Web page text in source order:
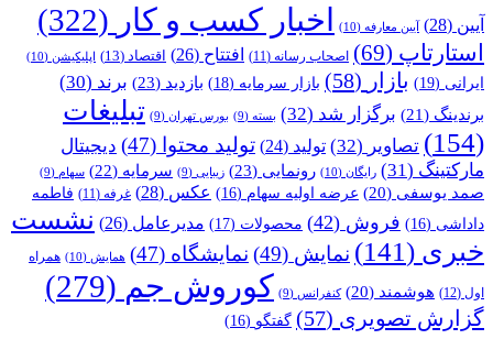
آیین (28) آیین معارفه (10) اخبار کسب و کار (322)
استارتاپ (69) اصحاب رسانه (11) افتتاح (26) اقتصاد (13) اپلیکیشن (10)
ایرانی (19) بازار (58) بازار سرمایه (18) بازدید (23) برند (30)
برندینگ (21) برگزار شد (32) بسته (9) بورس تهران (9)
تبلیغات
(154)
تصاویر (32) تولید (24) تولید محتوا (47)
دیجیتال
مارکتینگ (31) رایگان (10) رونمایی (23) زیبایی (9) سرمایه (22) سهام (9)
صمد یوسفی (20) عرضه اولیه سهام (16) عکس (28) غرفه (11)
فاطمه
داداشی (16) فروش (42) محصولات (17) مدیرعامل (26)
نشست
خبری (141) نمایش (49) نمایشگاه (47) همایش (10) همراه
اول (12) هوشمند (20) کنفرانس (9) کوروش جم (279)
گزارش تصویری (57) گفتگو (16)